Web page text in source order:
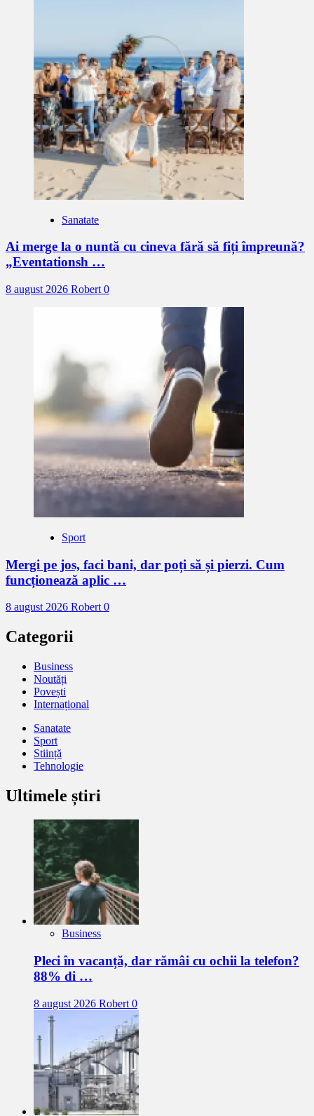
Sanatate
Ai merge la o nuntă cu cineva fără să fiți împreună?
„Eventationsh …
8 august 2026 Robert 0
Sport
Mergi pe jos, faci bani, dar poți să și pierzi. Cum
funcționează aplic …
8 august 2026 Robert0
Categorii
Business
Noutăți
Povești
Internațional
Sanatate
Sport
Stiință
Tehnologie
Ultimele știri
Business
Pleci în vacanță, dar rămâi cu ochii la telefon?
88% di …
8 august 2026 Robert 0